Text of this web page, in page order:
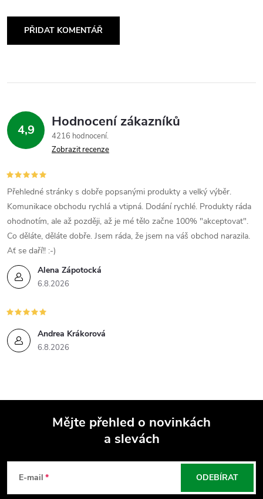
PŘIDAT KOMENTÁŘ
4,9 Hodnocení zákazníků
4216 hodnocení
Zobrazit recenze
Alena Zápotocká
6.8.2026
Přehledné stránky s dobře popsanými produkty a velký výběr.
Komunikace obchodu rychlá a vtipná. Dodání rychlé. Produkty ráda
ohodnotím, ale až později, až je mé tělo začne 100% "akceptovat".
Co děláte, děláte dobře. Jsem ráda, že jsem na váš obchod narazila.
Ať se daří!! :-)
Andrea Krákorová
6.8.2026
Mějte přehled o novinkách
a slevách
E-mail ODEBÍRAT